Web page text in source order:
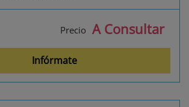
Precio A Consultar
Infórmate